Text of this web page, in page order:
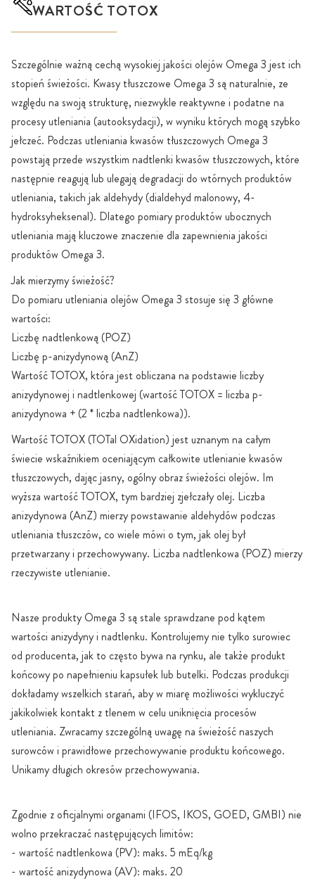
WARTOŚĆ TOTOX
Szczególnie ważną cechą wysokiej jakości olejów Omega 3 jest ich
stopień świeżości. Kwasy tłuszczowe Omega 3 są naturalnie, ze
względu na swoją strukturę, niezwykle reaktywne i podatne na
procesy utleniania (autooksydacji), w wyniku których mogą szybko
jełczeć. Podczas utleniania kwasów tłuszczowych Omega 3
powstają przede wszystkim nadtlenki kwasów tłuszczowych, które
następnie reagują lub ulegają degradacji do wtórnych produktów
utleniania, takich jak aldehydy (dialdehyd malonowy, 4-
hydroksyheksenal). Dlatego pomiary produktów ubocznych
utleniania mają kluczowe znaczenie dla zapewnienia jakości
produktów Omega 3.
Jak mierzymy świeżość?
Do pomiaru utleniania olejów Omega 3 stosuje się 3 główne
wartości:
Liczbę nadtlenkową (POZ)
Liczbę p-anizydynową (AnZ)
Wartość TOTOX, która jest obliczana na podstawie liczby
anizydynowej i nadtlenkowej (wartość TOTOX = liczba p-
anizydynowa + (2 * liczba nadtlenkowa)).
Wartość TOTOX (TOTal OXidation) jest uznanym na całym
świecie wskaźnikiem oceniającym całkowite utlenianie kwasów
tłuszczowych, dając jasny, ogólny obraz świeżości olejów. Im
wyższa wartość TOTOX, tym bardziej zjełczały olej. Liczba
anizydynowa (AnZ) mierzy powstawanie aldehydów podczas
utleniania tłuszczów, co wiele mówi o tym, jak olej był
przetwarzany i przechowywany. Liczba nadtlenkowa (POZ) mierzy
rzeczywiste utlenianie.
Nasze produkty Omega 3 są stale sprawdzane pod kątem
wartości anizydyny i nadtlenku. Kontrolujemy nie tylko surowiec
od producenta, jak to często bywa na rynku, ale także produkt
końcowy po napełnieniu kapsułek lub butelki. Podczas produkcji
dokładamy wszelkich starań, aby w miarę możliwości wykluczyć
jakikolwiek kontakt z tlenem w celu uniknięcia procesów
utleniania. Zwracamy szczególną uwagę na świeżość naszych
surowców i prawidłowe przechowywanie produktu końcowego.
Unikamy długich okresów przechowywania.
Zgodnie z oficjalnymi organami (IFOS, IKOS, GOED, GMBI) nie
wolno przekraczać następujących limitów:
- wartość nadtlenkowa (PV): maks. 5 mEq/kg
- wartość anizydynowa (AV): maks. 20